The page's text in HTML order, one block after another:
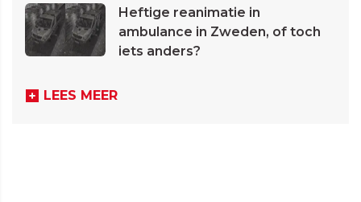
Heftige reanimatie in
ambulance in Zweden, of toch
iets anders?
LEES MEER